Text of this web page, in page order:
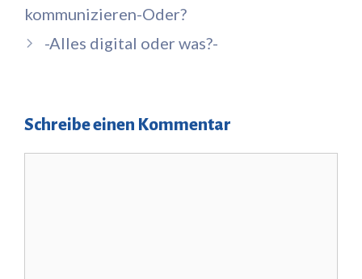
kommunizieren-Oder?
-Alles digital oder was?-
Schreibe einen Kommentar